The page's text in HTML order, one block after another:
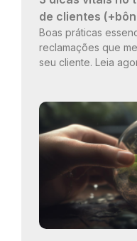
de clientes
Boas práticas
reclamações que
seu cliente. Leia